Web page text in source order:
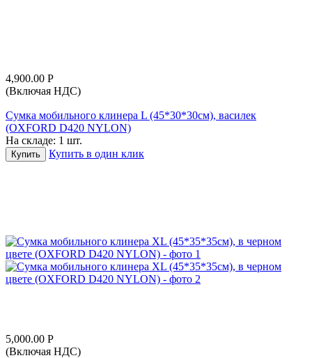
4,900.00 Р
(Включая НДС)
Сумка мобильного клинера L (45*30*30см), василек
(OXFORD D420 NYLON)
На складе: 1 шт.
Купить Купить в один клик
5,000.00 Р
(Включая НДС)